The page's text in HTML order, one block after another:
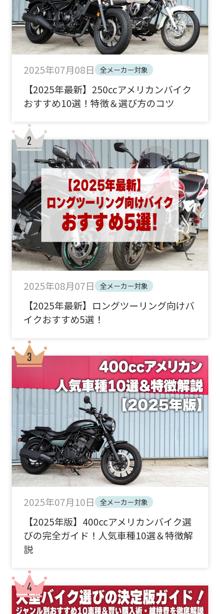
2025年07月08日 全メーカー対象
【2025年最新】250ccアメリカンバイク
おすすめ10選！特徴＆選び方のコツ
2025年08月07日 全メーカー対象
【2025年最新】ロングツーリング向けバ
イクおすすめ5選！
2025年07月10日 全メーカー対象
【2025年版】400ccアメリカンバイク選
びの完全ガイド！人気車種10選＆特徴解
説